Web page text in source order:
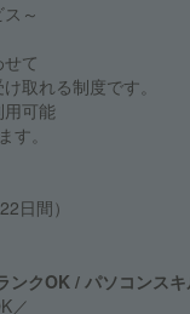
～
て
取れる制度です。
用可能
す。
日間）
ンクOK / パソコンス
／